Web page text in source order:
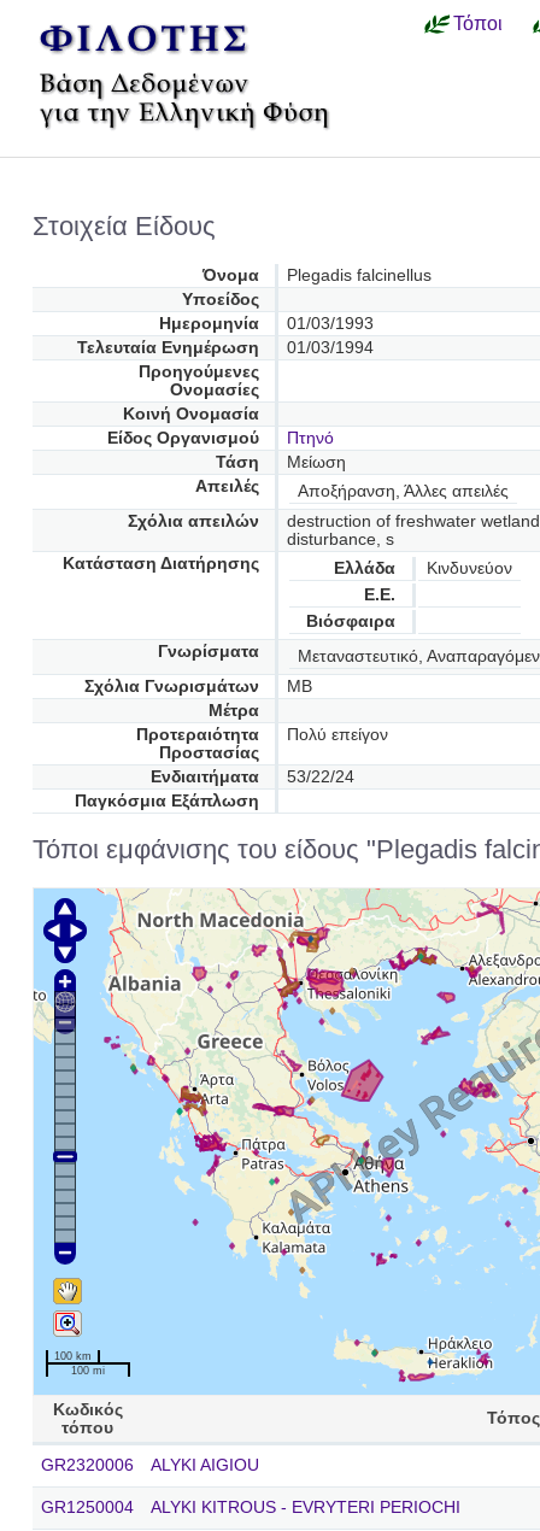
Τόποι
Στοιχεία Είδους
Όνομα
Plegadis falcinellus
Υποείδος
Ημερομηνία
01/03/1993
Τελευταία Ενημέρωση
01/03/1994
Προηγούμενες
Oνομασίες
Κοινή Ονομασία
Είδος Οργανισμού
Πτηνό
Τάση
Μείωση
Απειλές
Αποξήρανση, Άλλες απειλές
Σχόλια απειλών
destruction of freshwater
disturbance, s
Κατάσταση Διατήρησης
Ελλάδα
Κινδυνεύον
Ε.Ε.
Βιόσφαιρα
Γνωρίσματα
Μεταναστευτικό,
Σχόλια Γνωρισμάτων
MB
Μέτρα
Προτεραιότητα
Προστασίας
Πολύ επείγον
Ενδιαιτήματα
53/22/24
Παγκόσμια Εξάπλωση
Τόποι εμφάνισης του είδους "Plegadis
100 km
100 mi
Κωδικός
τόπου
Τόπος
GR2320006 ALYKI AIGIOU
GR1250004 ALYKI KITROUS - EVRYTERI PERIOCHI